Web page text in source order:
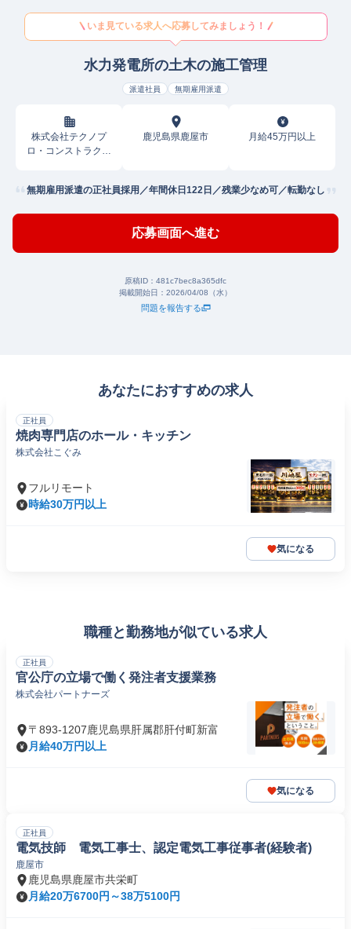
いま見ている求人へ応募してみましょう！
水力発電所の土木の施工管理
派遣社員 無期雇用派遣
株式会社テクノプ
ロ・コンストラクシ
鹿児島県鹿屋市 月給45万円以上
無期雇用派遣の正社員採用／年間休日122日／残業少なめ可／転勤なし
応募画面へ進む
原稿ID： 481c7bec8a365dfc
掲載開始日： 2026/04/08（水）
問題を報告する
あなたにおすすめの求人
正社員
焼肉専門店のホール・キッチン
株式会社こぐみ
フルリモート
時給30万円以上
気になる
職種と勤務地が似ている求人
正社員
官公庁の立場で働く発注者支援業務
株式会社パートナーズ
〒893-1207鹿児島県肝属郡肝付町新富
月給40万円以上
気になる
正社員
電気技師 電気工事士、認定電気工事従事者(経験者)
鹿屋市
鹿児島県鹿屋市共栄町
月給20万6700円～38万5100円